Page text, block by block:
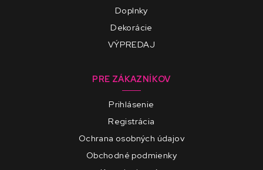
Doplnky
Dekorácie
VÝPREDAJ
PRE ZÁKAZNÍKOV
Prihlásenie
Registrácia
Ochrana osobných údajov
Obchodné podmienky